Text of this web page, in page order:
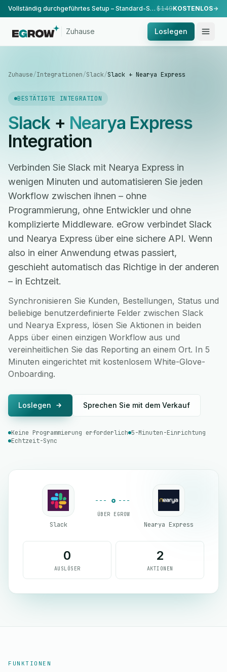
Vollständig durchgeführtes Setup – Standard-Setup, durchgeführt von unserem Team. $149KOSTENLOS
Zuhause Loslegen
Zuhause/Integrationen/Slack/Slack + Nearya Express
BESTÄTIGTE INTEGRATION
Slack+ Nearya Express
Integration
Verbinden Sie Slack mit Nearya Express in
wenigen Minuten und automatisieren Sie jeden
Workflow zwischen ihnen – ohne
Programmierung, ohne Entwickler und ohne
komplizierte Middleware. eGrow verbindet Slack
und Nearya Express über eine sichere API. Wenn
also in einer Anwendung etwas passiert,
geschieht automatisch das Richtige in der anderen
– in Echtzeit.
Synchronisieren Sie Kunden, Bestellungen, Status und
beliebige benutzerdefinierte Felder zwischen Slack
und Nearya Express, lösen Sie Aktionen in beiden
Apps über einen einzigen Workflow aus und
vereinheitlichen Sie das Reporting an einem Ort. In 5
Minuten eingerichtet mit kostenlosem White-Glove-
Onboarding.
Loslegen Sprechen Sie mit dem Verkauf
Keine Programmierung erforderlich 5-Minuten-Einrichtung
Echtzeit-Sync
Slack
ÜBER EGROW
Nearya Express
0
AUSLÖSER
2
AKTIONEN
FUNKTIONEN